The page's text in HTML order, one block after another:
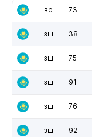
вр 73
зщ 38
зщ 75
зщ 91
зщ 76
зщ 92